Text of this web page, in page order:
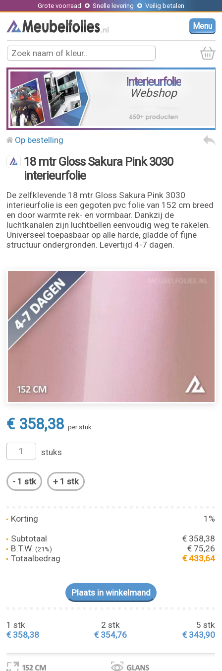
Grote voorraad Snelle levering Veilig betalen
Menu
Interieurfolie
Webshop
Op bestelling
18 mtr Gloss Sakura Pink 3030
interieurfolie
De zelfklevende 18 mtr Gloss Sakura Pink 3030
interieurfolie is een gegoten pvc folie van 152 cm breed
en door warmte rek- en vormbaar. Dankzij de
luchtkanalen zijn luchtbellen eenvoudig weg te rakelen.
Universeel toepasbaar op alle harde, gladde of fijne
structuur ondergronden. Levertijd 4-7 dagen.
€ 358,38 per stuk
stuks
Korting
1%
Subtotaal
€ 358,38
B.T.W.(21%)
€ 75,26
Totaalbedrag
€ 433,64
1 stk
€ 358,38
2 stk
€ 354,76
5 stk
€ 343,90